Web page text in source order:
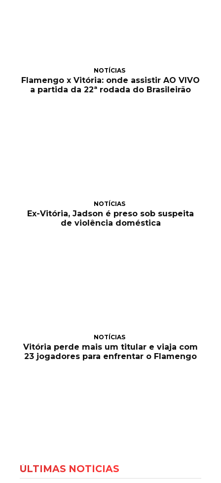
NOTÍCIAS
Flamengo x Vitória: onde assistir AO VIVO
a partida da 22ª rodada do Brasileirão
NOTÍCIAS
Ex-Vitória, Jadson é preso sob suspeita
de violência doméstica
NOTÍCIAS
Vitória perde mais um titular e viaja com
23 jogadores para enfrentar o Flamengo
ÚLTIMAS NOTÍCIAS